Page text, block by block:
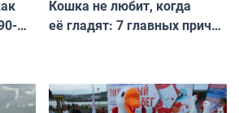
Кошка не любит, когда
её гладят: 7 главных причин
независимому питомцу